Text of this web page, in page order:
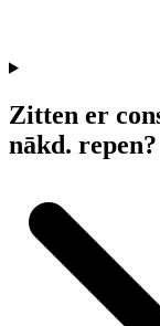
Zitten er
nākd. repen?